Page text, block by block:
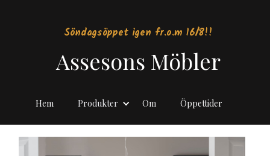
Söndagsöppet igen fr.o.m 16/8!!
Assesons Möbler
Hem Produkter Om Öppettider